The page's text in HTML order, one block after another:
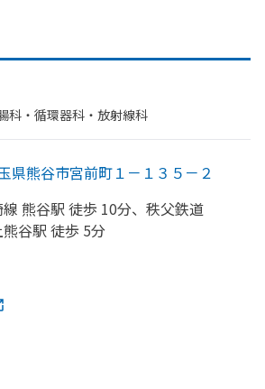
科・​循環器科・​放射線科
県熊谷市宮前町１－１３５－２
熊谷駅 徒歩 10分、 秩父鉄道
谷駅 徒歩 5分